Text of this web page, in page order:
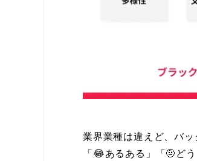
業界業種は違えど、バッ
「😂あるある」「🤨ど